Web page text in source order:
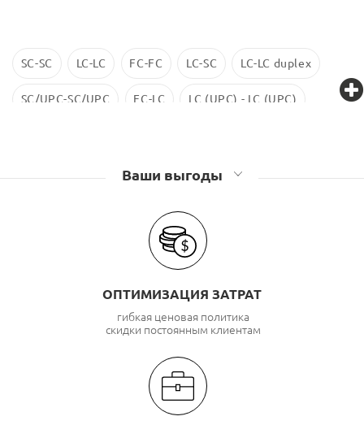
SC-SC LC-LC FC-FC LC-SC LC-LC duplex
SC/UPC-SC/UPC FC-LC LC (UPC) - LC (UPC)
Ваши выгоды
ОПТИМИЗАЦИЯ ЗАТРАТ
гибкая ценовая политика
скидки постоянным клиентам